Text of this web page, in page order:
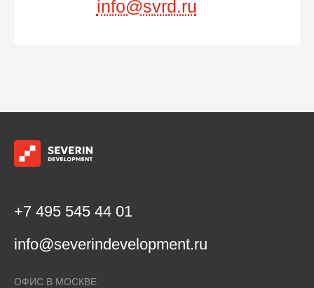
info@svrd.ru
+7 495 545 44 01
info@severindevelopment.ru
ОФИС В МОСКВЕ